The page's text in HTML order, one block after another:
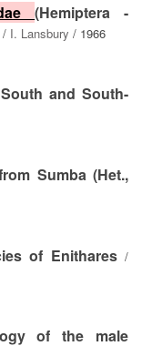
(Hemiptera -
/ I. Lansbury / 1966
and South-
Sumba (Het.,
of Enithares/
of the male